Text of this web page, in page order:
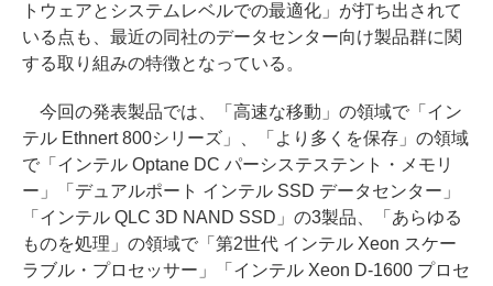
トウェアとシステムレベルでの最適化」が打ち出されて
いる点も、最近の同社のデータセンター向け製品群に関
する取り組みの特徴となっている。
今回の発表製品では、「高速な移動」の領域で「イン
テル Ethnert 800シリーズ」、「より多くを保存」の領域
で「インテル Optane DC パーシステステント・メモリ
ー」「デュアルポート インテル SSD データセンター」
「インテル QLC 3D NAND SSD」の3製品、「あらゆる
ものを処理」の領域で「第2世代 インテル Xeon スケー
ラブル・プロセッサー」「インテル Xeon D-1600 プロセ